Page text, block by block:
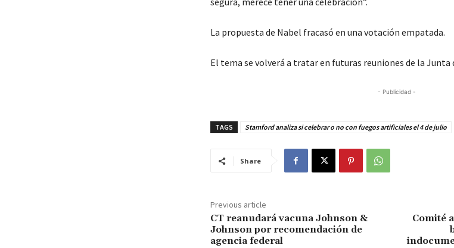
La propuesta de Nabel fracasó en una votación empatada.
El tema se volverá a tratar en futuras reuniones de la Junta
- Publicidad -
TAGS Stamford analiza si celebrar o no con fuegos artificiales el 4 de julio
Share
Previous article
CT reanudará vacuna Johnson &
Johnson por recomendación de
agencia federal
Comité